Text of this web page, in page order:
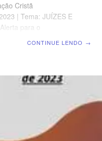
Cristã
| Tema: JUÍZES E
para o
entre os filhos de Israel
Bíblica Com
CONTINUE LENDO →